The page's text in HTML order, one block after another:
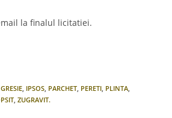
la finalul licitatiei.
GRESIE, IPSOS, PARCHET, PERETI, PLINTA,
, ZUGRAVIT.